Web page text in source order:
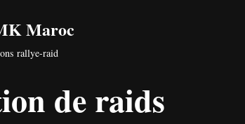
Maroc
rallye-raid
de raids